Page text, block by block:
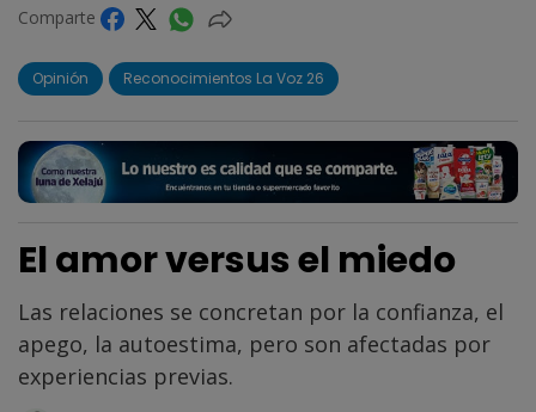
Comparte
Opinión Reconocimientos La Voz 26
El amor versus el miedo
Las relaciones se concretan por la confianza, el
apego, la autoestima, pero son afectadas por
experiencias previas.